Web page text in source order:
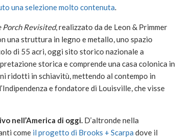
una selezione molto contenuta.
Porch Revisited, realizzato da de Leon & Primmer
una struttura in legno e metallo, uno spazio
di 55 acri, oggi sito storico nazionale a
storica e comprende una casa colonica in
ridotti in schiavitù, mettendo al contempo in
e fondatore di Louisville, che visse
nell’America di oggi. D’altronde nella
come il progetto di Brooks + Scarpa dove il